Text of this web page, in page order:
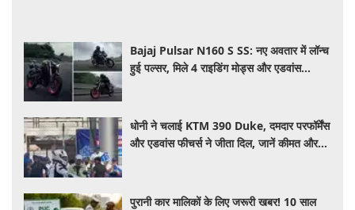
Bajaj Pulsar N160 S SS: नए अवतार में लॉन्च
हुई पल्सर, मिले 4 राइडिंग मोड्स और एडवांस
धोनी ने चलाई KTM 390 Duke, दमदार परफॉर्मेंस
और एडवांस फीचर्स ने जीता दिल, जानें कीमत और
पुरानी कार मालिकों के लिए जरूरी खबर! 10 साल